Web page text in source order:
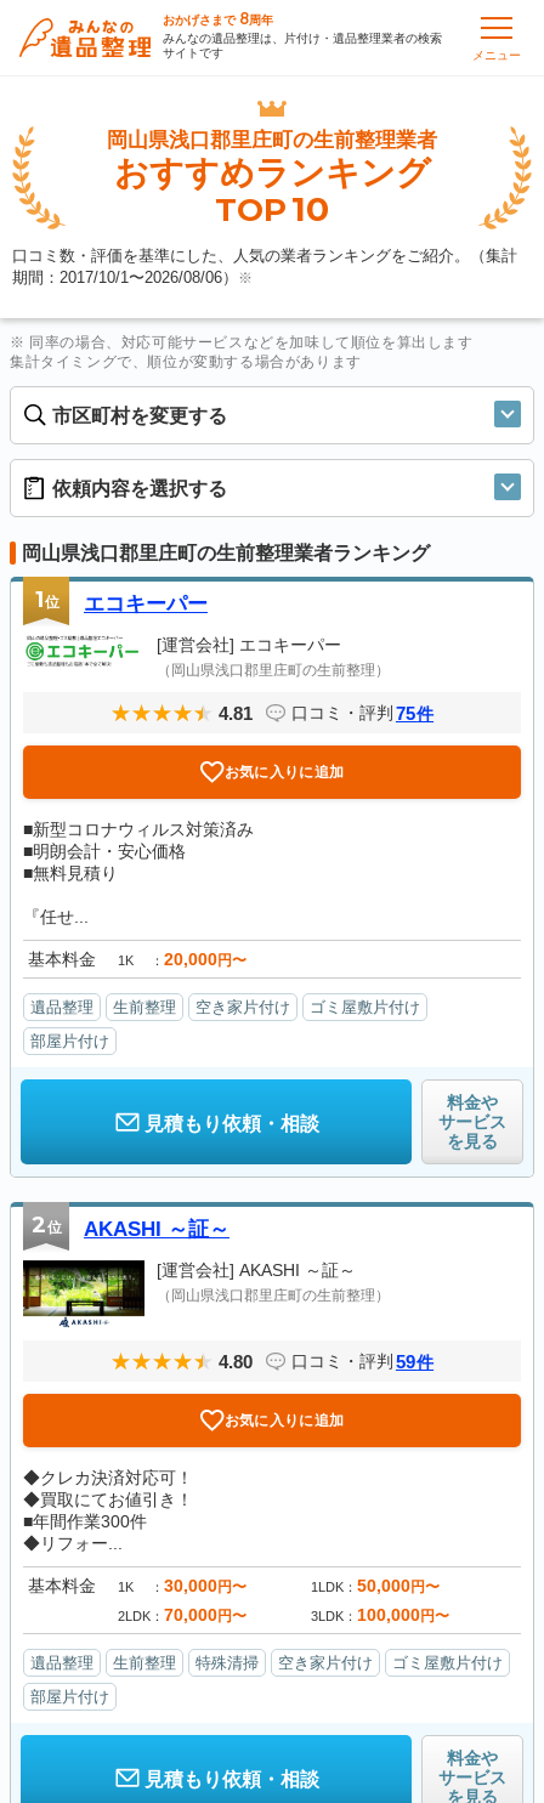
おかげさまで 8周年
みんなの遺品整理は、片付け・遺品整理業者の検索
サイトです
メニュー
岡山県浅口郡里庄町の生前整理業者
おすすめランキング
TOP10
口コミ数・評価を基準にした、人気の業者ランキングをご紹介。（集計
期間：2017/10/1〜2026/08/06） ※
※ 同率の場合、対応可能サービスなどを加味して順位を算出します
集計タイミングで、順位が変動する場合があります
市区町村を変更する
依頼内容を選択する
岡山県浅口郡里庄町の生前整理業者ランキング
1位 エコキーパー
[運営会社] エコキーパー
（岡山県浅口郡里庄町の生前整理）
4.81 口コミ・評判 75件
お気に入りに追加
■新型コロナウィルス対策済み
■明朗会計・安心価格
■無料見積り
『任せ...
基本料金 1K 20,000円〜
遺品整理 生前整理 空き家片付け
ゴミ屋敷片付け
部屋片付け
見積もり依頼・相談
料金や
サービス
を見る
2位 AKASHI ～証～
[運営会社] AKASHI ～証～
（岡山県浅口郡里庄町の生前整理）
4.80 口コミ・評判 59件
お気に入りに追加
◆クレカ決済対応可！
◆買取にてお値引き！
■年間作業300件
◆リフォー...
基本料金 1K 30,000円〜 1LDK 50,000円〜
2LDK 70,000円〜 3LDK 100,000円〜
遺品整理 生前整理 特殊清掃 空き家片付け
ゴミ屋敷片付け
部屋片付け
見積もり依頼・相談
料金や
サービス
を見る